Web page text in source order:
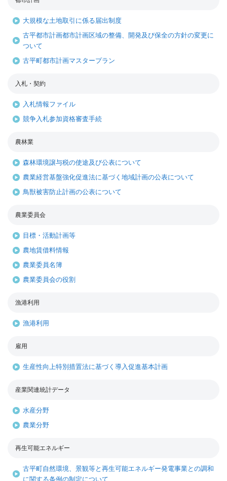
大規模な土地取引に係る届出制度
古平都市計画都市計画区域の整備、開発及び保全の方針の変更に
ついて
古平町都市計画マスタープラン
入札・契約
入札情報ファイル
競争入札参加資格審査手続
農林業
森林環境譲与税の使途及び公表について
農業経営基盤強化促進法に基づく地域計画の公表について
鳥獣被害防止計画の公表について
農業委員会
目標・活動計画等
農地賃借料情報
農業委員名簿
農業委員会の役割
漁港利用
漁港利用
雇用
生産性向上特別措置法に基づく導入促進基本計画
産業関連統計データ
水産分野
農業分野
再生可能エネルギー
古平町自然環境、景観等と再生可能エネルギー発電事業との調和
に関する条例の制定について